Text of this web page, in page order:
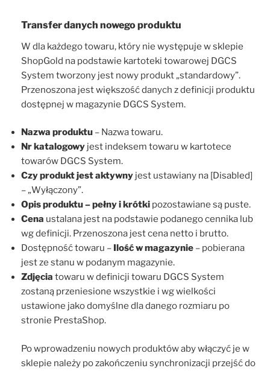
Transfer danych nowego produktu
W dla każdego towaru, który nie występuje w sklepie
ShopGold na podstawie kartoteki towarowej DGCS
System tworzony jest nowy produkt „standardowy”.
Przenoszona jest większość danych z definicji produktu
dostępnej w magazynie DGCS System.
Nazwa produktu – Nazwa towaru.
Nr katalogowy jest indeksem towaru w kartotece
towarów DGCS System.
Czy produkt jest aktywny jest ustawiany na [Disabled]
– „Wyłączony”.
Opis produktu – pełny i krótki pozostawiane są puste.
Cena ustalana jest na podstawie podanego cennika lub
wg definicji. Przenoszona jest cena netto i brutto.
Dostępność towaru –
Ilość w magazynie – pobierana
jest ze stanu w podanym magazynie.
Zdjęcia towaru w definicji towaru DGCS System
zostaną przeniesione wszystkie i wg wielkości
ustawione jako domyślne dla danego rozmiaru po
stronie PrestaShop.
Po wprowadzeniu nowych produktów aby włączyć je w
sklepie należy po zakończeniu synchronizacji przejść do